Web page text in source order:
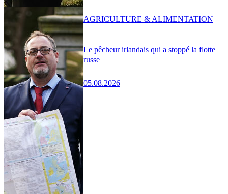
Le pêcheur irlandais qui a stoppé la flotte
russe
05.08.2026
AGRICULTURE & ALIMENTATION